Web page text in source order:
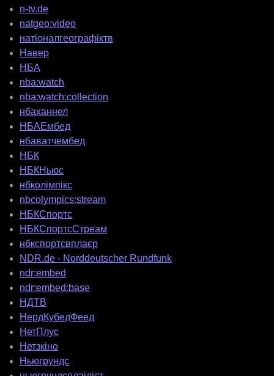
n-tv.de
natgeo:video
натіоналгеографіктв
Навер
НБА
nba:watch
nba:watch:collection
нбаханнел
НБАЕмбед
нбаватчембед
НБК
НБКНьюс
нбколімпікс
nbcolympics:stream
НБКСпортс
НБКСпортсСтреам
нбкспортсвплаєр
NDR.de - Norddeutscher Rundfunk
ndr:embed
ndr:embed:base
НДТВ
НердКубедФеед
НетПлус
Нетзкіно
Ньюгрундс